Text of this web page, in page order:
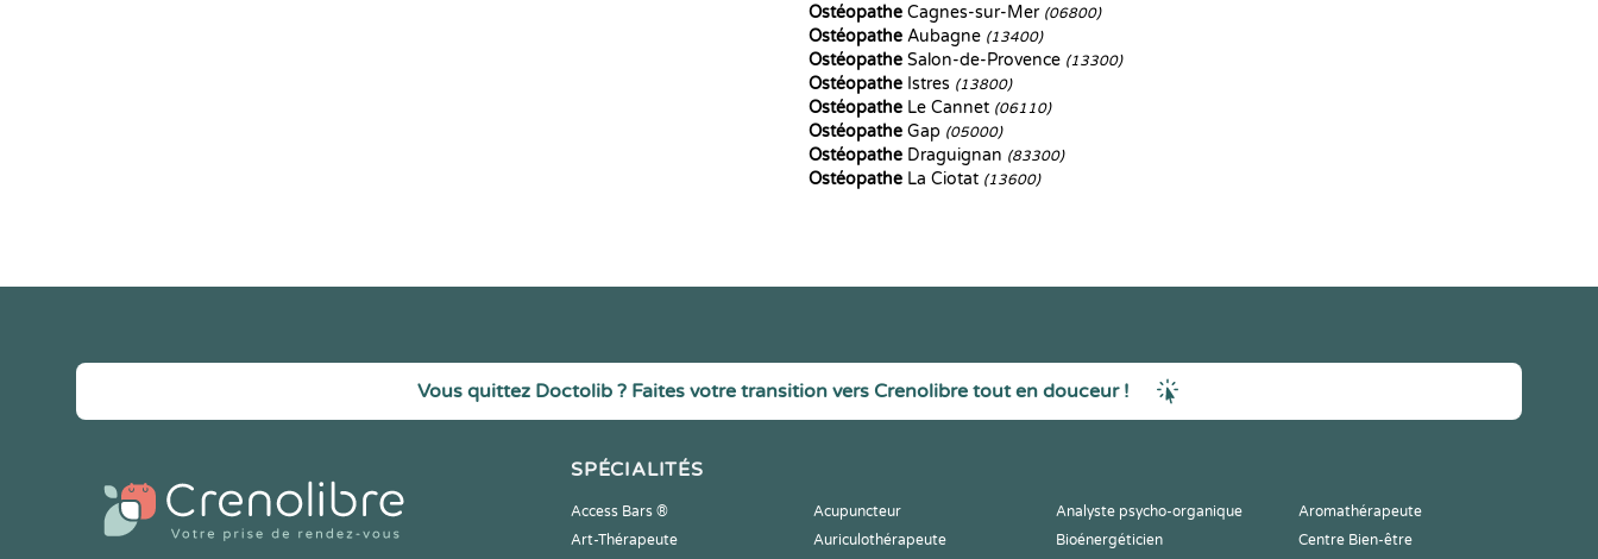
Ostéopathe Cagnes-sur-Mer (06800)
Ostéopathe Aubagne (13400)
Ostéopathe Salon-de-Provence (13300)
Ostéopathe Istres (13800)
Ostéopathe Le Cannet (06110)
Ostéopathe Gap (05000)
Ostéopathe Draguignan (83300)
Ostéopathe La Ciotat (13600)
Vous quittez Doctolib ? Faites votre transition vers Crenolibre tout en douceur !
SPÉCIALITÉS
Access Bars ® Acupuncteur Analyste psycho-organique
Aromathérapeute
Art-Thérapeute
Auriculothérapeute Bioénergéticien Centre Bien-être